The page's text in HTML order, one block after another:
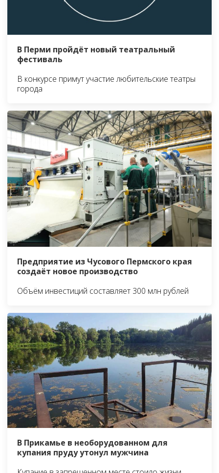
В Перми пройдёт новый театральный
фестиваль
В конкурсе примут участие любительские театры
города
Предприятие из Чусового Пермского края
создаёт новое производство
Объём инвестиций составляет 300 млн рублей
В Прикамье в необорудованном для
купания пруду утонул мужчина